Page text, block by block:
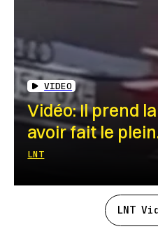
VIDEO
Vidéo: Il prend
avoir fait le
LNT
LNT